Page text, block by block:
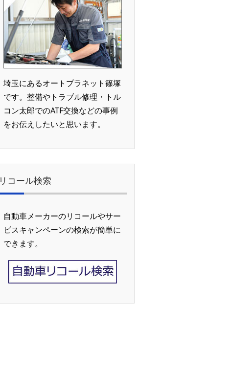
埼玉にあるオートプラネット篠塚
です。整備やトラブル修理・トル
コン太郎でのATF交換などの事例
をお伝えしたいと思います。
リコール検索
自動車メーカーのリコールやサー
ビスキャンペーンの検索が簡単に
できます。